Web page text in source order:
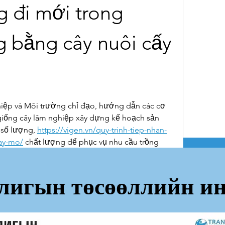
đi mới trong
bằng cây nuôi cấy
và Môi trường chỉ đạo, hướng dẫn các cơ
cây lâm nghiệp xây dựng kế hoạch sản
lượng, https://vigen.vn/quy-trinh-tiep-nhan-
mo/ chất lượng để phục vụ nhu cầu trồng
huấn kỹ thuật trồng rừng thâm canh gỗ lớn
theo phương pháp nuôi cấy mô.
rừng và đất lâm nghiệp trên địa bàn 12 xã
төсөөллийн